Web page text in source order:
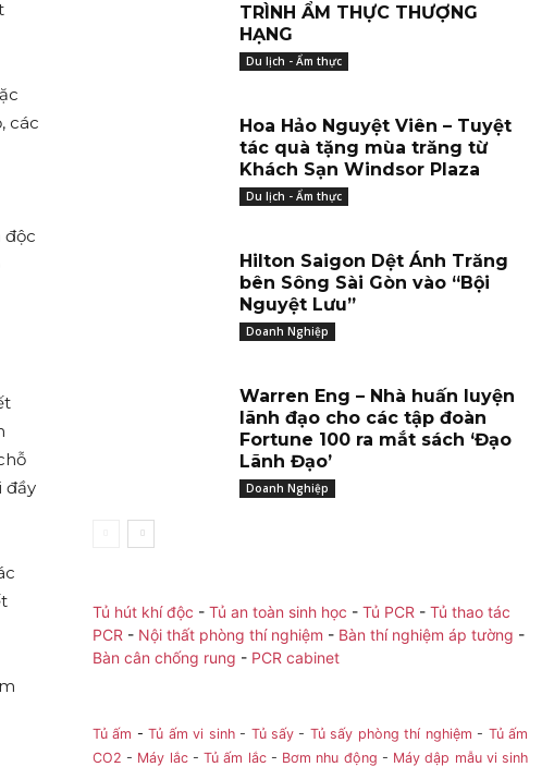
các
độc
đầy
TRÌNH ẨM THỰC THƯỢNG
HẠNG
Du lịch - Ẩm thực
Hoa Hảo Nguyệt Viên – Tuyệt
tác quà tặng mùa trăng từ
Khách Sạn Windsor Plaza
Du lịch - Ẩm thực
Hilton Saigon Dệt Ánh Trăng
bên Sông Sài Gòn vào “Bội
Nguyệt Lưu”
Doanh Nghiệp
Warren Eng – Nhà huấn luyện
lãnh đạo cho các tập đoàn
Fortune 100 ra mắt sách ‘Đạo
Lãnh Đạo’
Doanh Nghiệp
Tủ hút khí độc - Tủ an toàn sinh học - Tủ PCR - Tủ thao tác
PCR - Nội thất phòng thí nghiệm - Bàn thí nghiệm áp tường -
Bàn cân chống rung - PCR cabinet
Tủ ấm -Tủ ấm vi sinh- Tủ sấy - Tủ sấy phòng thí nghiệm - Tủ ấm
CO2 - Máy lắc-Tủ ấm lắc- Bơm nhu động - Máy dập mẫu vi sinh